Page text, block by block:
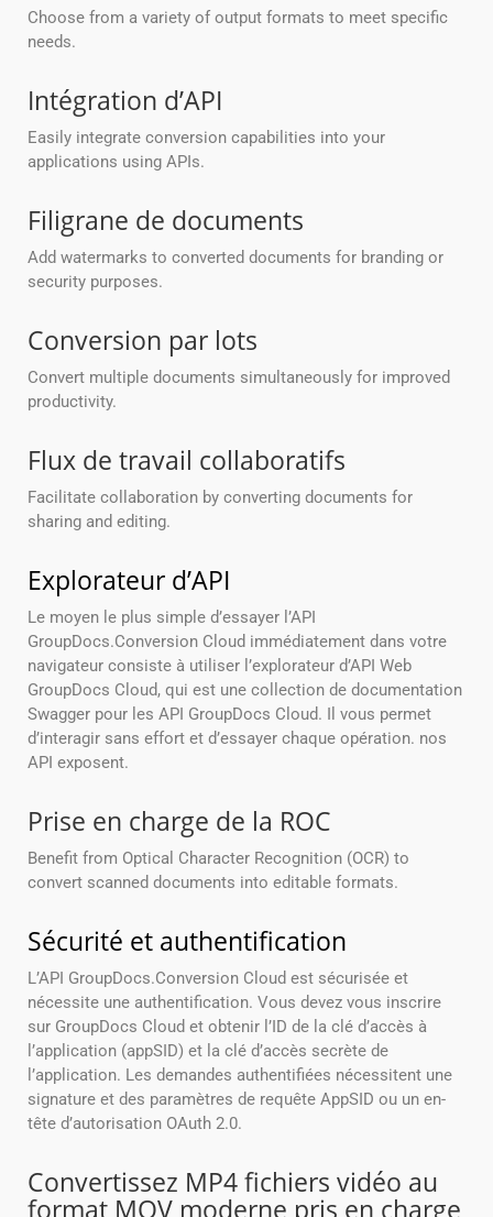
Choose from a variety of output formats to meet specific
needs.
Intégration d’API
Easily integrate conversion capabilities into your
applications using APIs.
Filigrane de documents
Add watermarks to converted documents for branding or
security purposes.
Conversion par lots
Convert multiple documents simultaneously for improved
productivity.
Flux de travail collaboratifs
Facilitate collaboration by converting documents for
sharing and editing.
Explorateur d’API
Le moyen le plus simple d’essayer l’API
GroupDocs.Conversion Cloud immédiatement dans votre
navigateur consiste à utiliser l’explorateur d’API Web
GroupDocs Cloud, qui est une collection de documentation
Swagger pour les API GroupDocs Cloud. Il vous permet
d’interagir sans effort et d’essayer chaque opération. nos
API exposent.
Prise en charge de la ROC
Benefit from Optical Character Recognition (OCR) to
convert scanned documents into editable formats.
Sécurité et authentification
L’API GroupDocs.Conversion Cloud est sécurisée et
nécessite une authentification. Vous devez vous inscrire
sur GroupDocs Cloud et obtenir l’ID de la clé d’accès à
l’application (appSID) et la clé d’accès secrète de
l’application. Les demandes authentifiées nécessitent une
signature et des paramètres de requête AppSID ou un en-
tête d’autorisation OAuth 2.0.
Convertissez MP4 fichiers vidéo au
format MOV moderne pris en charge